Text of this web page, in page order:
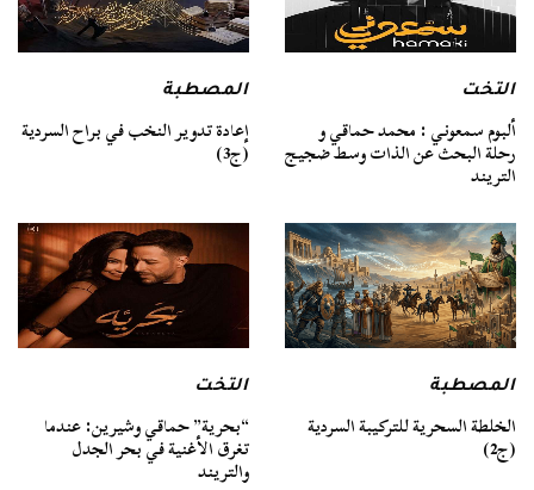
التخت
ألبوم سمعوني : محمد حماقي و
رحلة البحث عن الذات وسط ضجيج
التريند
المصطبة
إعادة تدوير النخب في براح السردية
(ج3)
المصطبة
الخلطة السحرية للتركيبة السردية
(ج2)
التخت
“بحرية” حماقي وشيرين: عندما
تغرق الأغنية في بحر الجدل
والتريند